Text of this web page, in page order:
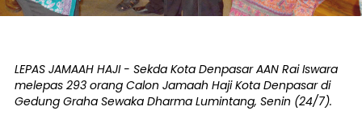
LEPAS JAMAAH HAJI - Sekda Kota Denpasar AAN Rai Iswara
melepas 293 orang Calon Jamaah Haji Kota Denpasar di
Gedung Graha Sewaka Dharma Lumintang, Senin (24/7).